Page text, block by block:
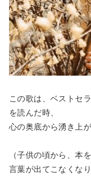
この歌は、ベストセ
を読んだ時、
心の奥底から湧き上
（子供の頃から、本
言葉が出てこなくな